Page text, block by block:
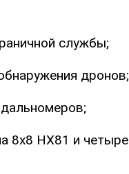
службы;
дронов;
8x8 HX81 и четыре